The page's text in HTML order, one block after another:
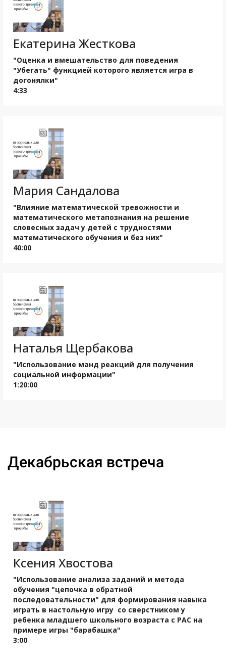
Екатерина Жесткова
"Оценка и вмешательство для поведения
"Убегать" функцией которого является игра в
догонялки"
4:33
Мария Сандалова
"Влияние математической тревожности и
математического метапознания на решение
словесных задач у детей с трудностями
математического обучения и без них"
40:00
Наталья Щербакова
"Использование манд реакций для получения
социальной информации"
1:20:00
Декабрьская встреча
Ксения Хвостова
"Использование анализа заданий и метода
обучения "цепочка в обратной
последовательности" для формирования навыка
играть в настольную игру со сверстником у
ребенка младшего школьного возраста с РАС на
примере игры "барабашка"
3:00